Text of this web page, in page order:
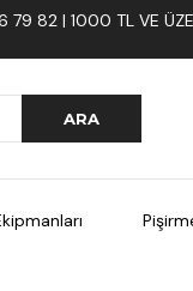
82 | 1000 TL VE